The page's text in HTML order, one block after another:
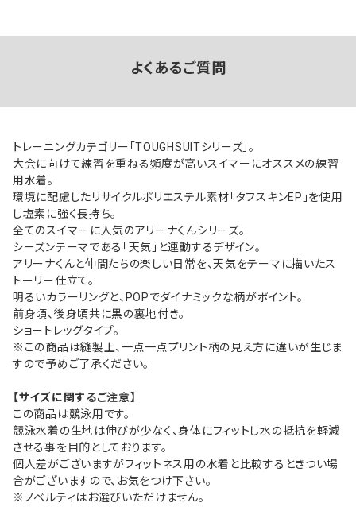
よくあるご質問
トレーニングカテゴリー「TOUGHSUITシリーズ」。
大会に向けて練習を重ねる頻度が高いスイマーにオススメの練習
用水着。
環境に配慮したリサイクルポリエステル素材「タフスキンEP」を使用
し塩素に強く長持ち。
全てのスイマーに人気のアリーナくんシリーズ。
シーズンテーマである「天気」と連動するデザイン。
アリーナくんと仲間たちの楽しい日常を、天気をテーマに描いたス
トーリー仕立て。
明るいカラーリングと、POPでダイナミックな柄がポイント。
前身頃、後身頃共に黒の裏地付き。
ショートレッグタイプ。
※この商品は縫製上、一点一点プリント柄の見え方に違いが生じま
すので予めご了承ください。
【サイズに関するご注意】
この商品は競泳用です。
競泳水着の生地は伸びが少なく、身体にフィットし水の抵抗を軽減
させる事を目的としております。
個人差がございますがフィットネス用の水着と比較するときつい場
合がございますので、お気をつけ下さい。
※ノベルティはお選びいただけません。